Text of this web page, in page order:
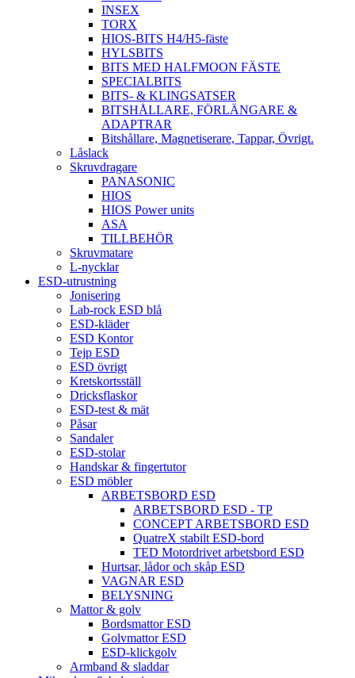
INSEX
TORX
HIOS-BITS H4/H5-fäste
HYLSBITS
BITS MED HALFMOON FÄSTE
SPECIALBITS
BITS- & KLINGSATSER
BITSHÅLLARE, FÖRLÄNGARE &
ADAPTRAR
Bitshållare, Magnetiserare, Tappar, Övrigt.
Låslack
Skruvdragare
PANASONIC
HIOS
HIOS Power units
ASA
TILLBEHÖR
Skruvmatare
L-nycklar
ESD-utrustning
Jonisering
Lab-rock ESD blå
ESD-kläder
ESD Kontor
Tejp ESD
ESD övrigt
Kretskortsställ
Dricksflaskor
ESD-test & mät
Påsar
Sandaler
ESD-stolar
Handskar & fingertutor
ESD möbler
ARBETSBORD ESD
ARBETSBORD ESD - TP
CONCEPT ARBETSBORD ESD
QuatreX stabilt ESD-bord
TED Motordrivet arbetsbord ESD
Hurtsar, lådor och skåp ESD
VAGNAR ESD
BELYSNING
Mattor & golv
Bordsmattor ESD
Golvmattor ESD
ESD-klickgolv
Armband & sladdar